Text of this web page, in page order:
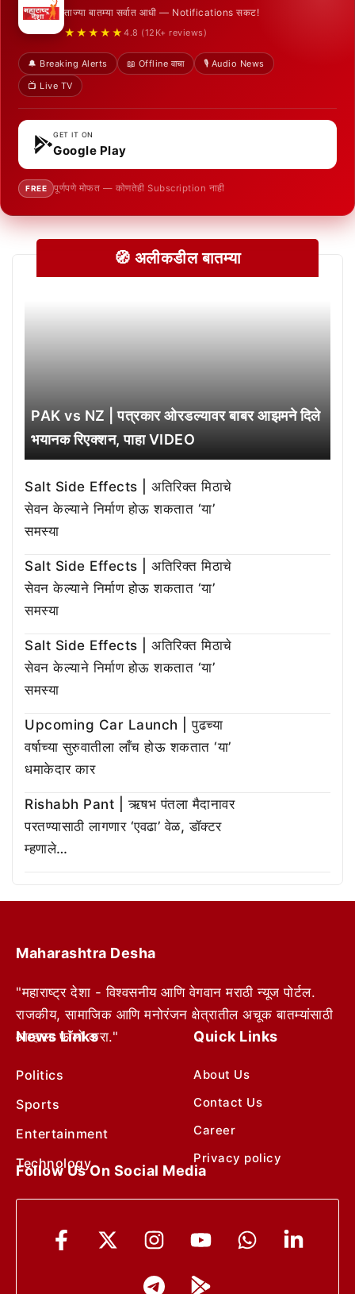
ताज्या बातम्या सर्वात आधी — Notifications सकट!
★★★★★ 4.8 (12K+ reviews)
🔔 Breaking Alerts 📖 Offline वाचा
🎙️ Audio News
📺 Live TV
GET IT ON
Google Play
FREE पूर्णपणे मोफत — कोणतेही Subscription नाही
🧭 अलीकडील बातम्या
PAK vs NZ | पत्रकार ओरडल्यावर बाबर आझमने दिले
भयानक रिएक्शन, पाहा VIDEO
Salt Side Effects | अतिरिक्त मिठाचे
सेवन केल्याने निर्माण होऊ शकतात ‘या’
समस्या
Salt Side Effects | अतिरिक्त मिठाचे
सेवन केल्याने निर्माण होऊ शकतात ‘या’
समस्या
Salt Side Effects | अतिरिक्त मिठाचे
सेवन केल्याने निर्माण होऊ शकतात ‘या’
समस्या
Upcoming Car Launch | पुढच्या
वर्षाच्या सुरुवातीला लाँच होऊ शकतात ‘या’
धमाकेदार कार
Rishabh Pant | ऋषभ पंतला मैदानावर
परतण्यासाठी लागणार ‘एवढा’ वेळ, डॉक्टर
म्हणाले…
Maharashtra Desha
"महाराष्ट्र देशा - विश्वसनीय आणि वेगवान मराठी न्यूज पोर्टल.
राजकीय, सामाजिक आणि मनोरंजन क्षेत्रातील अचूक बातम्यांसाठी
आम्हाला फॉलो करा."
News Links
Politics
Sports
Entertainment
Technology
Quick Links
About Us
Contact Us
Career
Privacy policy
Follow Us On Social Media